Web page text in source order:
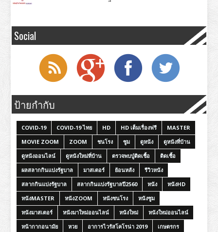
Social
ป้ายกำกับ
COVID-19 COVID-19 ไทย HD HD เต็มเรื่องฟรี
MASTER
MOVIE ZOOM
ZOOM ชนโรง ซูม ดูหนัง
ดูหนังที่บ้าน
ดูหนังออนไลน์
ดูหนังใหม่ที่บ้าน ตรวจพบปู่ติดเชื้อ
ติดเชื้อ
ผลสลากกินแบ่งรัฐบาล
มาสเตอร์ ย้อนหลัง
รีวิวหนัง
สลากกินแบ่งรัฐบาล
สลากกินแบ่งรัฐบาลปี2560 หนัง
หนังHD
หนังMASTER
หนังZOOM หนังชนโรง
หนังซูม
หนังมาสเตอร์
หนังมาใหม่ออนไลน์ หนังใหม่
หนังใหม่ออนไลน์
หน้ากากอนามัย
หวย อาการไวรัสโคโรน่า 2019
เกษตรกร